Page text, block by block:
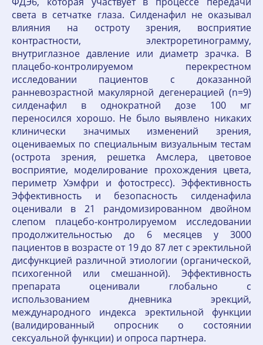
света в сетчатке глаза. Силденафил не оказывал
влияния на остроту зрения, восприятие
контрастности, электроретинограмму,
внутриглазное давление или диаметр зрачка. В
плацебо-контролируемом перекрестном
исследовании пациентов с доказанной
ранневозрастной макулярной дегенерацией (n=9)
силденафил в однократной дозе 100 мг
переносился хорошо. Не было выявлено никаких
клинически значимых изменений зрения,
оцениваемых по специальным визуальным тестам
(острота зрения, решетка Амслера, цветовое
восприятие, моделирование прохождения цвета,
периметр Хэмфри и фотостресс). Эффективность
Эффективность и безопасность силденафила
оценивали в 21 рандомизированном двойном
слепом плацебо-контролируемом исследовании
продолжительностью до 6 месяцев у 3000
пациентов в возрасте от 19 до 87 лет с эректильной
дисфункцией различной этиологии (органической,
психогенной или смешанной). Эффективность
препарата оценивали глобально с
использованием дневника эрекций,
международного индекса эректильной функции
(валидированный опросник о состоянии
сексуальной функции) и опроса партнера.